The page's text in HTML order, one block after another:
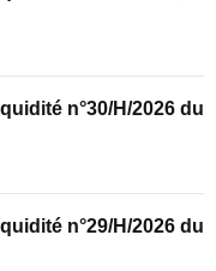
n°30/H/2026 du
n°29/H/2026 du